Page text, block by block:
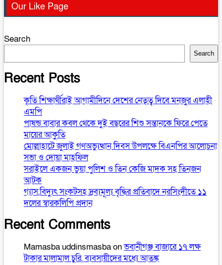
Our Like Page
Search
Search
Recent Posts
কৃতি শিক্ষার্থীরাই আগামীদিনে দেশের নেতৃত্ব দিবে মনজুর এলাহী
এমপি
পাষন্ড বাবার কবল থেকে দুই বছরের শিশু সন্তানকে ফিরে পেতে
মায়ের আকুতি
মোল্লাহাটে জুলাই গণঅভ্যুত্থান দিবস উপলক্ষে বিএনপির আলোচনা
সভা ও দোয়া মাহফিল
সরাইলে একজন ভুয়া পুলিশ ও তিন কেজি মাদক সহ তিনজন
আটক
গ্যাস,বিদ্যুৎ সংকটসহ দ্রব্যমূল্য বৃদ্ধির প্রতিবাদে নরসিংদীতে ১১
দলের স্বারকলিপি প্রদান
Recent Comments
Mamasba uddinsmasbaonভবানীগঞ্জ বাজারে ১৭ লক্ষ
টাকার মালামাল চুরি, ব্যবসায়ীদের মধ্যে আতঙ্ক